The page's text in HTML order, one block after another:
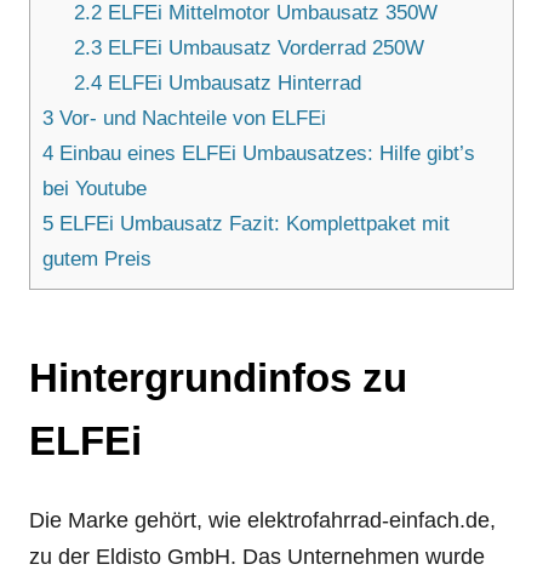
2.2ELFEi Mittelmotor Umbausatz 350W
2.3ELFEi Umbausatz Vorderrad 250W
2.4ELFEi Umbausatz Hinterrad
3 Vor- und Nachteile von ELFEi
4 Einbau eines ELFEi Umbausatzes: Hilfe gibt’s
bei Youtube
5 ELFEi Umbausatz Fazit: Komplettpaket mit
gutem Preis
Hintergrundinfos zu
ELFEi
Die Marke gehört, wie elektrofahrrad-einfach.de,
zu der Eldisto GmbH. Das Unternehmen wurde